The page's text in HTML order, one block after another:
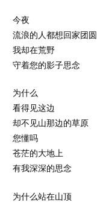
今夜
流浪的人都想回家团圆
我却在荒野
守着您的影子思念
为什么
看得见这边
却不见山那边的草原
您懂吗
苍茫的大地上
有我深深的思念
为什么站在山顶